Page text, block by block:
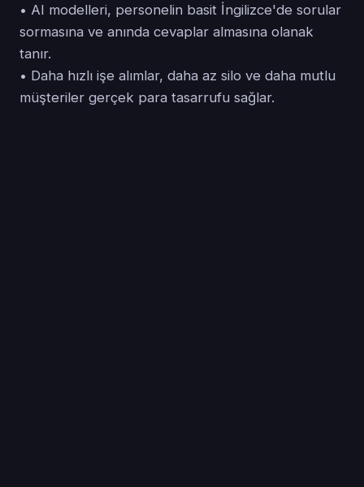
• AI modelleri, personelin basit İngilizce'de sorular
sormasına ve anında cevaplar almasına olanak
tanır.
• Daha hızlı işe alımlar, daha az silo ve daha mutlu
müşteriler gerçek para tasarrufu sağlar.